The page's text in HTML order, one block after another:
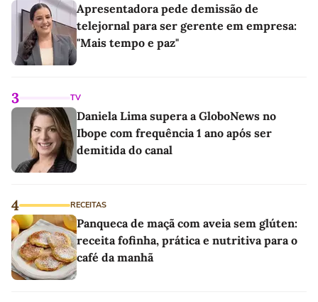
Apresentadora pede demissão de
telejornal para ser gerente em empresa:
"Mais tempo e paz"
3 TV
Daniela Lima supera a GloboNews no
Ibope com frequência 1 ano após ser
demitida do canal
4 RECEITAS
Panqueca de maçã com aveia sem glúten:
receita fofinha, prática e nutritiva para o
café da manhã